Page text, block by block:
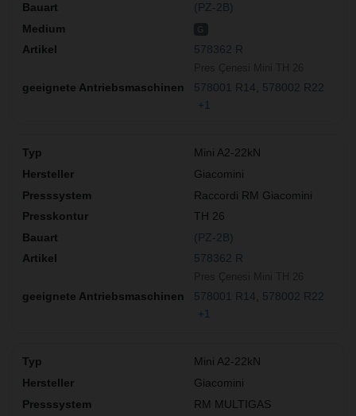
(PZ-2B)
578362 R
578001 R14
578002 R22
+1
Mini A2-22kN
Giacomini
Raccordi RM Giacomini
TH 26
(PZ-2B)
578362 R
578001 R14
578002 R22
+1
Mini A2-22kN
Giacomini
RM MULTIGAS